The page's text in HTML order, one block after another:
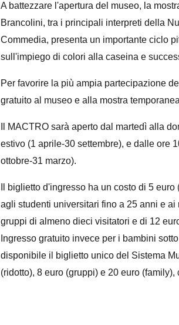
A battezzare l 'apertura del museo, la
Brancolini, tra i principali interpreti della
Commedia, presenta un importante ciclo
sull'impiego di colori alla caseina e
Per favorire la più ampia partecipazione
gratuito al museo e alla mostra
Il MACTRO sarà aperto dal martedì alla
estivo (1 aprile-30 settembre), e dalle ore
ottobre-31 marzo).
Il biglietto d'ingresso ha un costo di 5
agli studenti universitari fino a 25 anni e
gruppi di almeno dieci visitatori e di 12
Ingresso gratuito invece per i bambini
disponibile il biglietto unico del Sistema
(ridotto), 8 euro (gruppi) e 20 euro